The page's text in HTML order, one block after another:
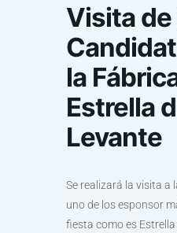
Visita de
la
Estrella
Levante
Se realizará la visita a
uno de los esponsor
fiesta como es Estrella